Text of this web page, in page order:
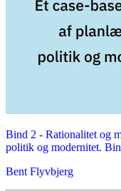
Bind 2 - Rationalitet og
politik og modernitet.
Bent Flyvbjerg